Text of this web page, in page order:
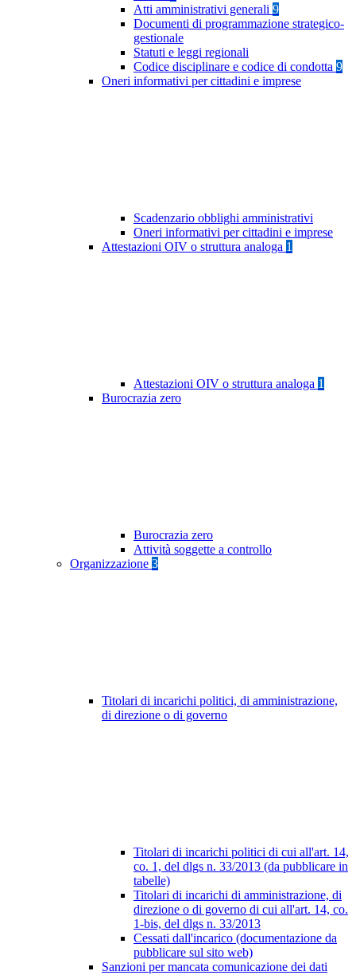
Atti amministrativi generali 9
Documenti di programmazione strategico-
gestionale
Statuti e leggi regionali
Codice disciplinare e codice di condotta 9
Oneri informativi per cittadini e imprese
Scadenzario obblighi amministrativi
Oneri informativi per cittadini e imprese
Attestazioni OIV o struttura analoga 1
Attestazioni OIV o struttura analoga 1
Burocrazia zero
Burocrazia zero
Attività soggette a controllo
Organizzazione 3
Titolari di incarichi politici, di amministrazione,
di direzione o di governo
Titolari di incarichi politici di cui all'art. 14,
co. 1, del dlgs n. 33/2013 (da pubblicare in
tabelle)
Titolari di incarichi di amministrazione, di
direzione o di governo di cui all'art. 14, co.
1-bis, del dlgs n. 33/2013
Cessati dall'incarico (documentazione da
pubblicare sul sito web)
Sanzioni per mancata comunicazione dei dati